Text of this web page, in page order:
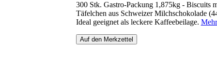
300 Stk. Gastro-Packung 1,875kg - Biscuits
Täfelchen aus Schweizer Milchschokolade
Ideal geeignet als leckere Kaffeebeilage.